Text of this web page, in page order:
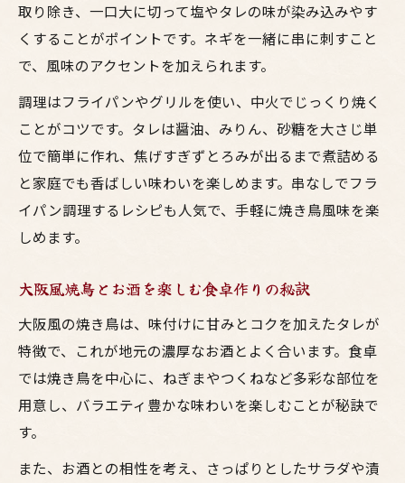
取り除き、一口大に切って塩やタレの味が染み込みやす
くすることがポイントです。ネギを一緒に串に刺すこと
で、風味のアクセントを加えられます。
調理はフライパンやグリルを使い、中火でじっくり焼く
ことがコツです。タレは醤油、みりん、砂糖を大さじ単
位で簡単に作れ、焦げすぎずとろみが出るまで煮詰める
と家庭でも香ばしい味わいを楽しめます。串なしでフラ
イパン調理するレシピも人気で、手軽に焼き鳥風味を楽
しめます。
大阪風焼鳥とお酒を楽しむ食卓作りの秘訣
大阪風の焼き鳥は、味付けに甘みとコクを加えたタレが
特徴で、これが地元の濃厚なお酒とよく合います。食卓
では焼き鳥を中心に、ねぎまやつくねなど多彩な部位を
用意し、バラエティ豊かな味わいを楽しむことが秘訣で
す。
また、お酒との相性を考え、さっぱりとしたサラダや漬